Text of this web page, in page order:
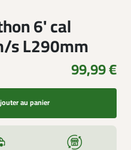
6' cal
s L290mm
99,99 €
au panier